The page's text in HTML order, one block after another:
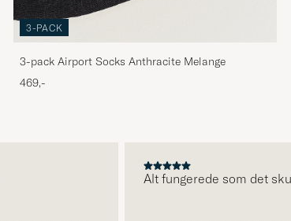
3-PACK
3-pack Airport Socks Anthracite Melange
469,-
Alt fungerede som det skulle.